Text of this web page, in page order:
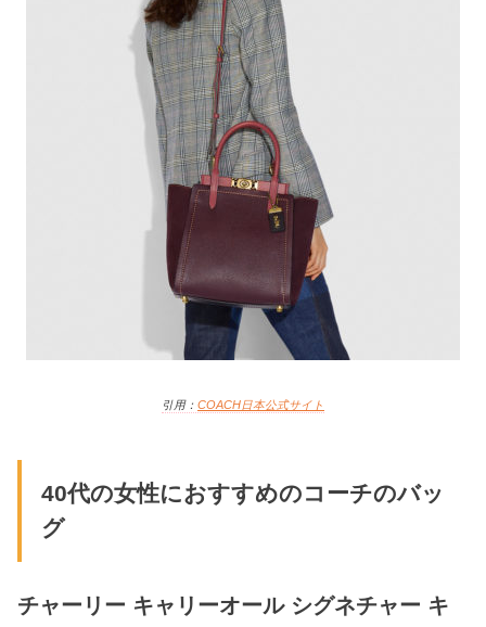
引用： COACH日本公式サイト
40代の女性におすすめのコーチのバッ
グ
チャーリー キャリーオール シグネチャー キ